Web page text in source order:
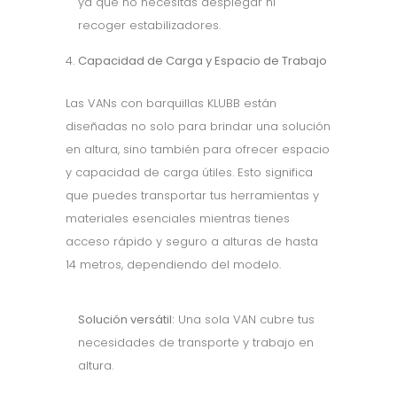
recoger estabilizadores.
4. Capacidad de Carga y Espacio de Trabajo
Las VANs con barquillas KLUBB están
diseñadas no solo para brindar una solución
en altura, sino también para ofrecer espacio
y capacidad de carga útiles. Esto significa
que puedes transportar tus herramientas y
materiales esenciales mientras tienes
acceso rápido y seguro a alturas de hasta
14 metros, dependiendo del modelo.
Solución versátil: Una sola VAN cubre tus
necesidades de transporte y trabajo en
altura.